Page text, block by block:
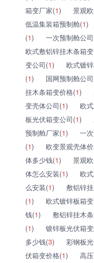
箱变厂家(1) 景观
低温集装箱预制舱(1)
(1) 一次预制舱公
欧式敷铝锌挂木条箱
变公司(1) 欧式镀
(1) 国网预制舱公
挂木条箱变价格(1)
变壳体公司(1) 欧
板光伏箱变公司(1)
预制舱厂家(1) 一
(1) 欧变景观壳体
体多少钱(1) 景观
体怎么安装(1) 欧
么安装(1) 敷铝锌
(1) 欧式镀锌板箱
钱(1) 敷铝锌挂木
(1) 镀锌板光伏箱
多少钱(3) 彩钢板
伏箱变价格(1) 高